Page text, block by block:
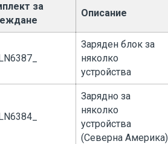
за
Описание
Заряден блок за
няколко
устройства
Зарядно за
няколко
устройства
(Северна Америка)